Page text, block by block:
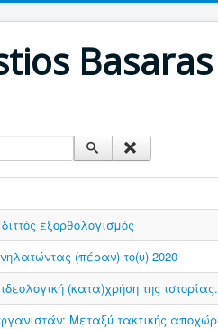
Basaras
εξορθολογισμός
(πέραν) το(υ) 2020
(κατα)χρήση της ιστορίας.
Μεταξύ τακτικής